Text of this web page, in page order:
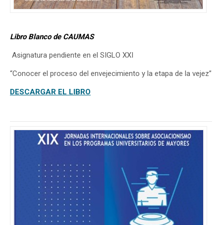
Libro Blanco de CAUMAS
Asignatura pendiente en el SIGLO XXI
“Conocer el proceso del envejecimiento y la etapa de la vejez”
DESCARGAR EL LIBRO